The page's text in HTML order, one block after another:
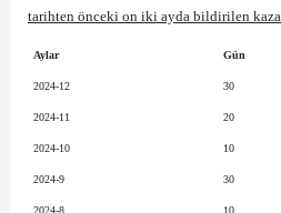
tarihten önceki on iki ayda bildirilen
Aylar Gün
2024-12 30
2024-11 20
2024-10 10
2024-9 30
2024-8 10